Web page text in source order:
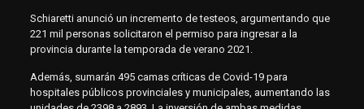
Schiaretti anunció un incremento de testeos, argumentando que
221 mil personas solicitaron el permiso para ingresar a la
provincia durante la temporada de verano 2021.
Además, sumarán 495 camas críticas de Covid-19 para
hospitales públicos provinciales y municipales, aumentando las